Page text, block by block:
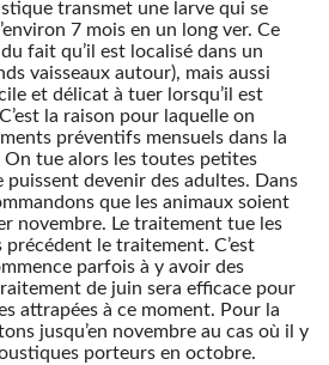
transmet une larve qui se
7 mois en un long ver. Ce
fait qu’il est localisé dans un
vaisseaux autour), mais aussi
et délicat à tuer lorsqu’il est
la raison pour laquelle on
préventifs mensuels dans la
On tue alors les toutes petites
puissent devenir des adultes. Dans
que les animaux soient
novembre. Le traitement tue les
précédent le traitement. C’est
parfois à y avoir des
de juin sera efficace pour
attrapées à ce moment. Pour la
jusqu’en novembre au cas où il y
porteurs en octobre.